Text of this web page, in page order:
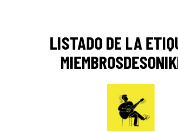
LISTADO DE LA